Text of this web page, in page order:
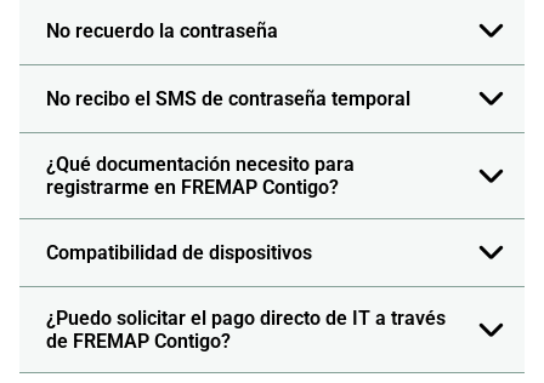
No recuerdo la contraseña
No recibo el SMS de contraseña temporal
¿Qué documentación necesito para
registrarme en FREMAP Contigo?
Compatibilidad de dispositivos
¿Puedo solicitar el pago directo de IT a través
de FREMAP Contigo?